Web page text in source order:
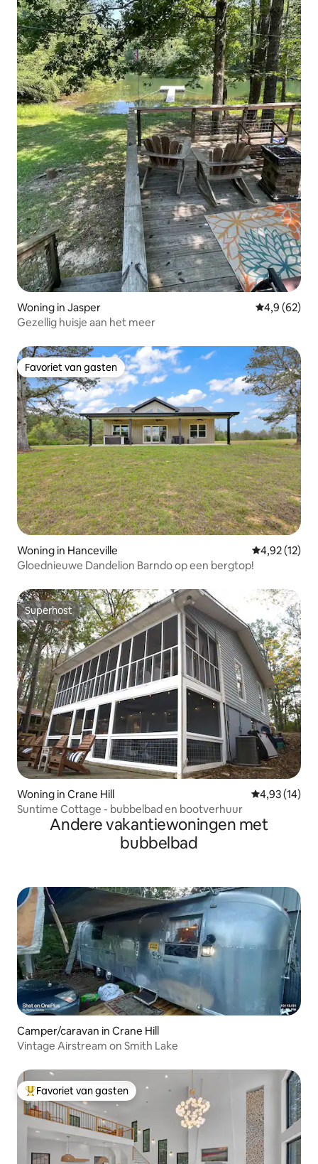
Woning in Jasper Gemiddelde
4,9 (62)
Gezellig huisje aan het meer
Favoriet van gasten
Favoriet van gasten
Woning in Hanceville Gemiddelde
4,92 (12)
Gloednieuwe Dandelion Barndo op een bergtop!
Superhost
Superhost
Woning in Crane Hill Gemiddelde
4,93 (14)
Suntime Cottage - bubbelbad en bootverhuur
Andere vakantiewoningen met
bubbelbad
Camper/caravan in Crane Hill
Vintage Airstream on Smith Lake
Topfavoriet van gasten
Favoriet van gasten